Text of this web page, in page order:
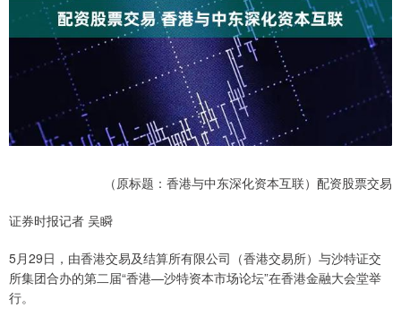
（原标题：香港与中东深化资本互联）配资股票交易
证券时报记者 吴瞬
5月29日，由香港交易及结算所有限公司（香港交易所）与沙特证交
所集团合办的第二届“香港—沙特资本市场论坛”在香港金融大会堂举
行。